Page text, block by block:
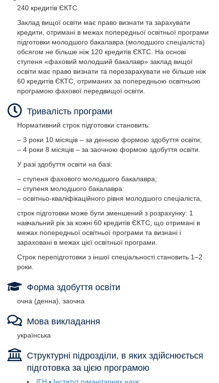
240 кредитів ЄКТС.
Заклад вищої освіти має право визнати та зарахувати
кредити, отримані в межах попередньої освітньої програми
підготовки молодшого бакалавра (молодшого спеціаліста)
обсягом не більше ніж 120 кредитів ЄКТС. На основі
ступеня «фаховий молодший бакалавр» заклад вищої
освіти має право визнати та перезарахувати не більше ніж
60 кредитів ЄКТС, отриманих за попередньою освітньою
програмою фахової передвищої освіти.
Тривалість програми
Нормативний строк підготовки становить:
– 3 роки 10 місяців – за денною формою здобуття освіти;
– 4 роки 8 місяців – за заочною формою здобуття освіти.
У разі здобуття освіти на базі:
– ступеня фахового молодшого бакалавра;
– ступеня молодшого бакалавра:
– освітньо-кваліфікаційного рівня молодшого спеціаліста,
строк підготовки може бути зменшений з розрахунку: 1
навчальний рік за кожні 60 кредитів ЄКТС, що отримані в
межах попередньої освітньої програми та визнані і
зараховані в межах цієї освітньої програми.
Строк перепідготовки з іншої спеціальності становить 1–2
роки.
Форма здобуття освіти
очна (денна), заочна
Мова викладання
українська
240 кредитів ЄКТС.
240 кредитів ЄКТС.
240 кредитів ЄКТС.
240 кредитів ЄКТС.
240 кредитів ЄКТС.
240 кредитів ЄКТС.
Структурні підрозділи, в яких здійснюється
підготовка за цією програмою